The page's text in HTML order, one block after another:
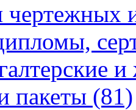
чертежных
пакеты (81)